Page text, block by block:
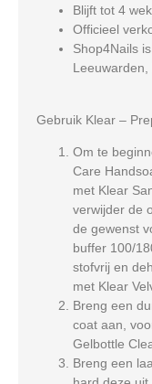
Blijft tot 4
Officieel
Shop4Nails
Leeuwarden,
Gebruik Klear –
Om te
Care
met Klear
verwijder de
de gewenst
buffer 100/
stofvrij en
met Klear
Breng een
coat aan,
Gelbottle
Breng een